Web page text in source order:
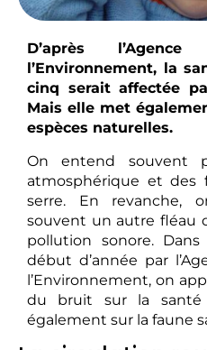
D’après
l’Environnement, la
cinq serait affectée
Mais elle met
espèces naturelles.
On entend souvent
atmosphérique et des
serre. En revanche,
souvent un autre fléau
pollution sonore.
début d’année par
l’Environnement, on
du bruit sur la santé
également sur la faune